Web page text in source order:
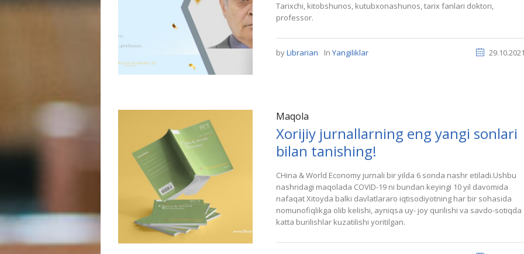
Tarixchi, kitobshunos, kutubxonashunos, tarix fanlari doktori,
professor.
byLibrarian In Yangiliklar
Maqola
Xorijiy jurnallarning eng yangi sonlari
bilan tanishing!
CHina & World Economy jurnali bir yilda 6 sonda nashr etiladi.Ushbu
nashridagi maqolada COVID-19 ni bundan keyingi 10 yil davomida
nafaqat Xitoyda balki davlatlararo iqtisodiyotning har bir sohasida
nomunofiqlikga olib kelishi, ayniqsa uy- joy qurilishi va savdo-sotiqda
katta burilishlar kuzatilishi yoritilgan.